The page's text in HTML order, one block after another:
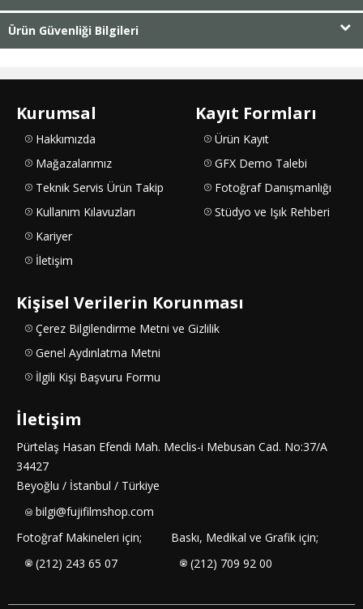
Ürün Güvenliği Bilgileri
Kurumsal
Hakkımızda
Mağazalarımız
Teknik Servis Ürün Takip
Kullanım Kılavuzları
Kariyer
İletişim
Kayıt Formları
Ürün Kayıt
GFX Demo Talebi
Fotoğraf Danışmanlığı
Stüdyo ve Işık Rehberi
Kişisel Verilerin Korunması
Çerez Bilgilendirme Metni ve Gizlilik
Genel Aydınlatma Metni
İlgili Kişi Başvuru Formu
İletişim
Pürtelaş Hasan Efendi Mah. Meclis-i Mebusan Cad. No:37/A
34427
Beyoğlu / İstanbul / Türkiye
bilgi@fujifilmshop.com
Fotoğraf Makineleri için;
(212) 243 65 07
Baskı, Medikal ve Grafik için;
(212) 709 92 00